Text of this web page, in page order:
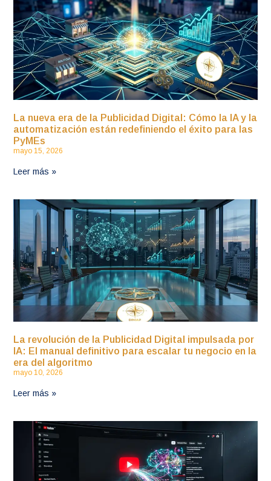
La nueva era de la Publicidad Digital: Cómo la IA y la
automatización están redefiniendo el éxito para las
PyMEs
mayo 15, 2026
Leer más »
La revolución de la Publicidad Digital impulsada por
IA: El manual definitivo para escalar tu negocio en la
era del algoritmo
mayo 10, 2026
Leer más »